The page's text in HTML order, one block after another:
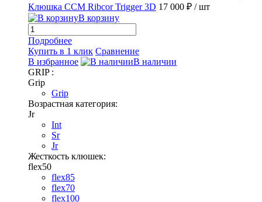
Клюшка CCM Ribcor Trigger 3D 17 000 ₽ / шт
В корзину
Подробнее
Купить в 1 клик Сравнение
В избранное
В наличии
GRIP :
Grip
Grip
Возрастная категория:
Jr
Int
Sr
Jr
Жесткость клюшек:
flex50
flex85
flex70
flex100